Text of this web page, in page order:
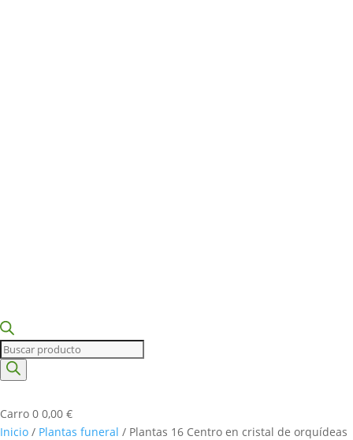
Búsqueda
de
productos
Carro 0 0,00 €
Inicio / Plantas funeral / Plantas 16 Centro en cristal de orquídeas